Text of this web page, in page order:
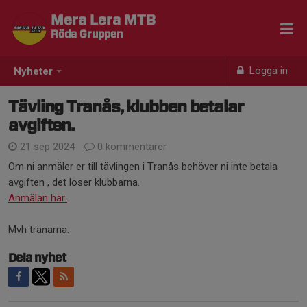
Nyheter Logga in
Mera Lera MTB
Röda Gruppen
Tävling Tranås, klubben betalar
avgiften.
21 sep 2024
0 kommentarer
Om ni anmäler er till tävlingen i Tranås behöver ni inte betala
avgiften , det löser klubbarna.
Anmälan här.
Mvh tränarna.
Dela nyhet